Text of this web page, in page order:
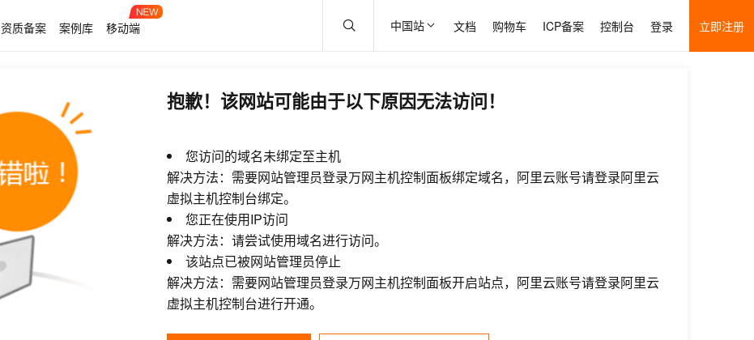
资质备案 案例库 移动端 中国站 文档 购物车 ICP备案 控制台 登录 立即注册
抱歉！该网站可能由于以下原因无法访问！
您访问的域名未绑定至主机
解决方法：需要网站管理员登录万网主机控制面板绑定域名，阿里云账号请登录阿里云
虚拟主机控制台绑定。
您正在使用IP访问
解决方法：请尝试使用域名进行访问。
该站点已被网站管理员停止
解决方法：需要网站管理员登录万网主机控制面板开启站点，阿里云账号请登录阿里云
虚拟主机控制台进行开通。